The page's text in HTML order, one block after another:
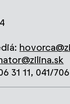
31 11, 041/706